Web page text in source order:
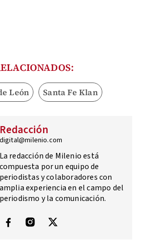
León Santa Fe Klan
Redacción
digital@milenio.com
La redacción de Milenio está
compuesta por un equipo de
periodistas y colaboradores con
amplia experiencia en el campo del
periodismo y la comunicación.